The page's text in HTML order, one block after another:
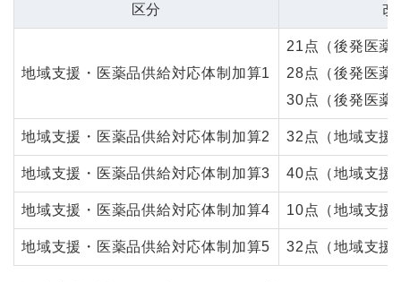
区分 改
地域支援・医薬品供給対応体制加算1
21点（後発医薬
28点（後発医薬
30点（後発医薬
地域支援・医薬品供給対応体制加算2 32点（地域支援
地域支援・医薬品供給対応体制加算3 40点（地域支援
地域支援・医薬品供給対応体制加算4 10点（地域支援
地域支援・医薬品供給対応体制加算5 32点（地域支援